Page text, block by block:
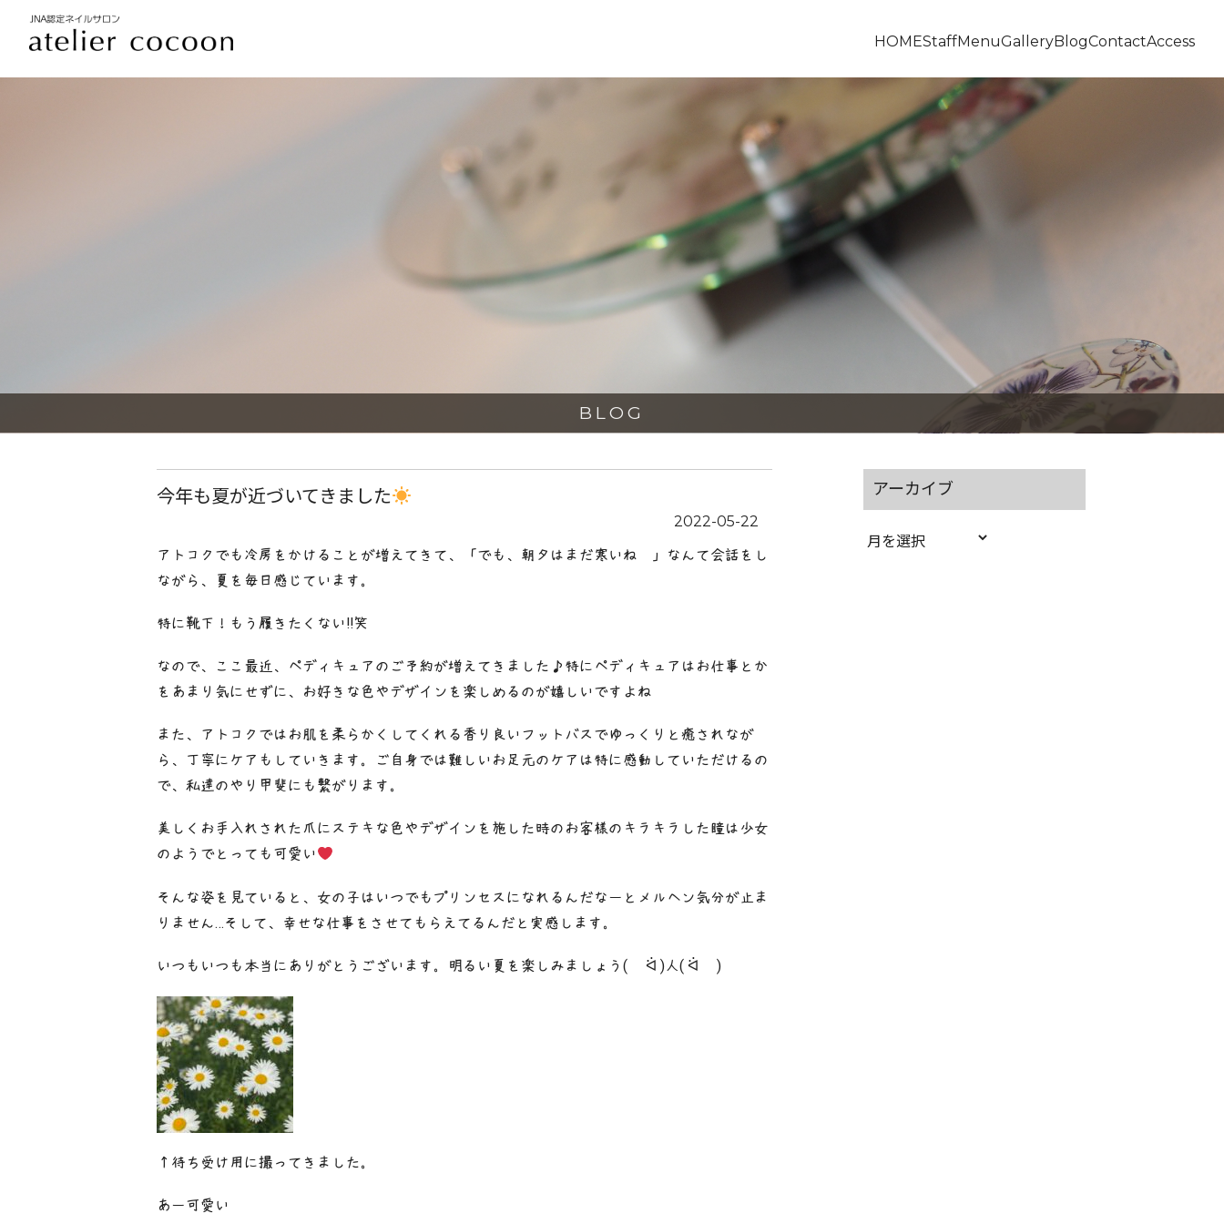
HOMEStaffMenuGalleryBlogContactAccess
BLOG
今年も夏が近づいてきました
2022-05-22
アトコクでも冷房をかけることが増えてきて、「でも、朝夕はまだ寒いね〜」なんて会話をし
ながら、夏を毎日感じています。
特に靴下！もう履きたくない‼︎笑
なので、ここ最近、ペディキュアのご予約が増えてきました♪特にペディキュアはお仕事とか
をあまり気にせずに、お好きな色やデザインを楽しめるのが嬉しいですよね❤︎
また、アトコクではお肌を柔らかくしてくれる香り良いフットバスでゆっくりと癒されなが
ら、丁寧にケアもしていきます。ご自身では難しいお足元のケアは特に感動していただけるの
で、私達のやり甲斐にも繋がります。
美しくお手入れされた爪にステキな色やデザインを施した時のお客様のキラキラした瞳は少女
のようでとっても可愛い
そんな姿を見ていると、女の子はいつでもプリンセスになれるんだなーとメルヘン気分が止ま
りません…そして、幸せな仕事をさせてもらえてるんだと実感します。
いつもいつも本当にありがとうございます。明るい夏を楽しみましょう(♡ ᐛ )人( ᐛ ♡)◜
↑待ち受け用に撮ってきました。
あー可愛い♡
アーカイブ
ア